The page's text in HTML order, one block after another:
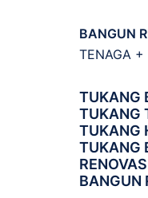
BANGUN
TENAGA +
TUKANG
TUKANG
TUKANG
TUKANG
BANGUN